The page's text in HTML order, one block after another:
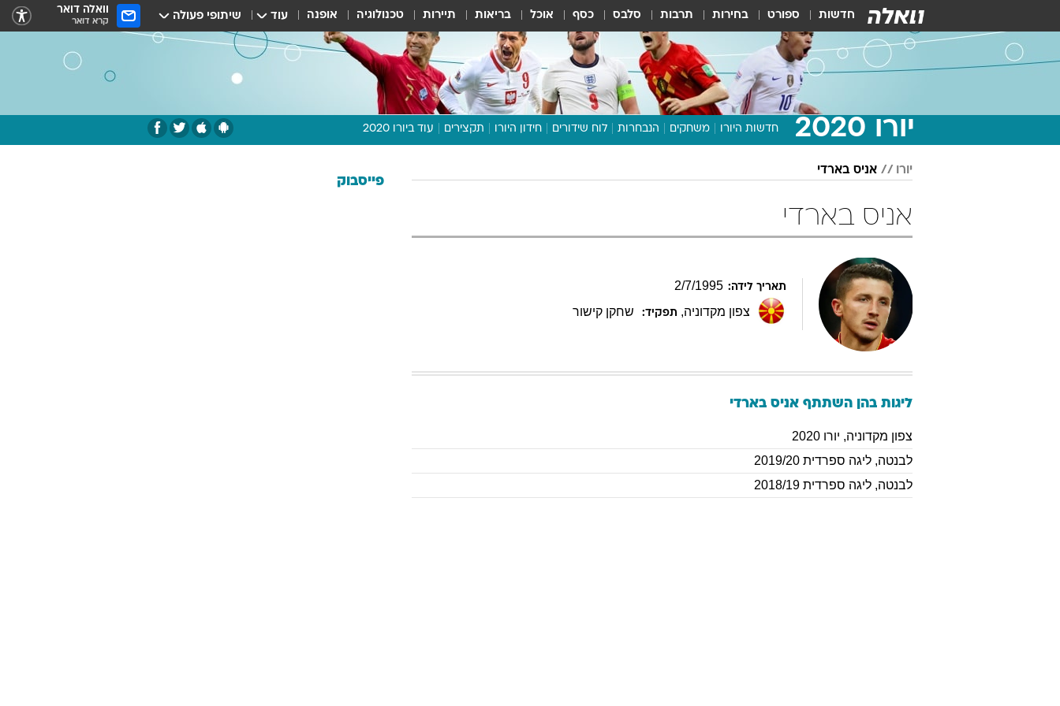
חדשות ספורט בחירות תרבות סלבס כסף אוכל בריאות תיירות טכנולוגיה אופנה עוד שיתופי פעולה וואלה דואר
קרא דואר
יורו 2020 חדשות היורו משחקים הנבחרות לוח שידורים חידון היורו תקצירים עוד ביורו 2020
תכנית היורו
יורו אניס בארדי
אניס בארדי
תאריך לידה: 2/7/1995
צפון מקדוניה, תפקיד: שחקן קישור
ליגות בהן השתתף אניס בארדי
צפון מקדוניה, יורו 2020
לבנטה, ליגה ספרדית 2019/20
לבנטה, ליגה ספרדית 2018/19
פייסבוק